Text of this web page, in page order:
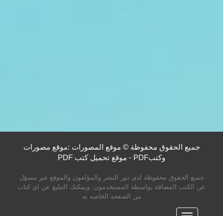
جميع الحقوق محفوظة © موقع المصورات :موقع مصورات
وكتبPDF - موقع تحميل كتب PDF
جميع الحقوق محفوظة لدى دور النشر والمؤلفون والموقع غير مسؤل
عن الكتب المضافة بواسطة المستخدمون. ويمكنك التبليغ عن اي كتاب
من الصفحه الخاصه به